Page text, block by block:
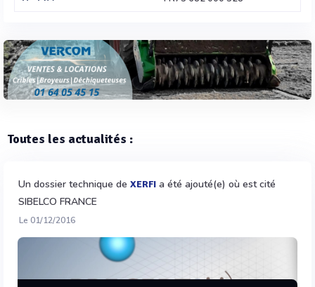
Toutes les actualités :
Un dossier technique de XERFI a été ajouté(e) où est cité
SIBELCO FRANCE
Le 01/12/2016